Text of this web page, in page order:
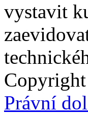
vystavit
Právní